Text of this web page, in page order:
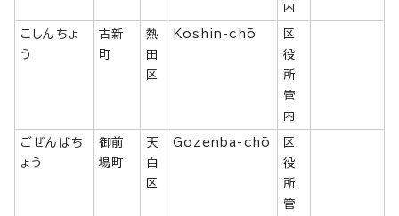
内
こしんちょ
う
古新
町
熱
田
区
Koshin-chō
区
役
所
管
内
ごぜんばち
ょう
御前
場町
天
白
区
Gozenba-chō
区
役
所
管